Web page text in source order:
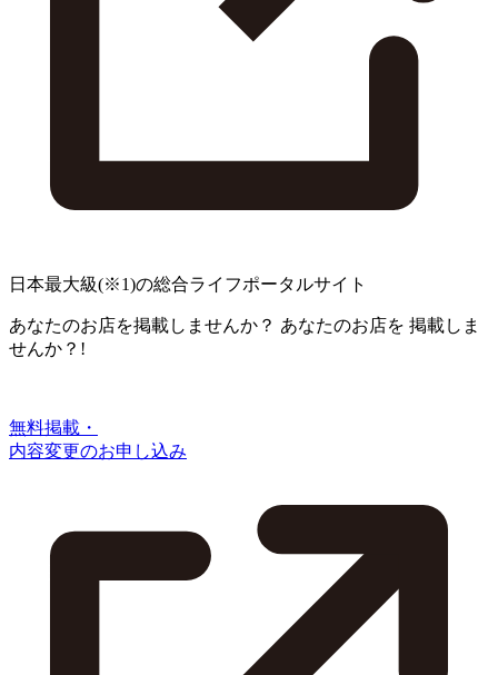
日本最大級(※1)の総合ライフポータルサイト
あなたのお店を掲載しませんか？ あなたのお店を 掲載しま
せんか？!
無料掲載・
内容変更のお申し込み